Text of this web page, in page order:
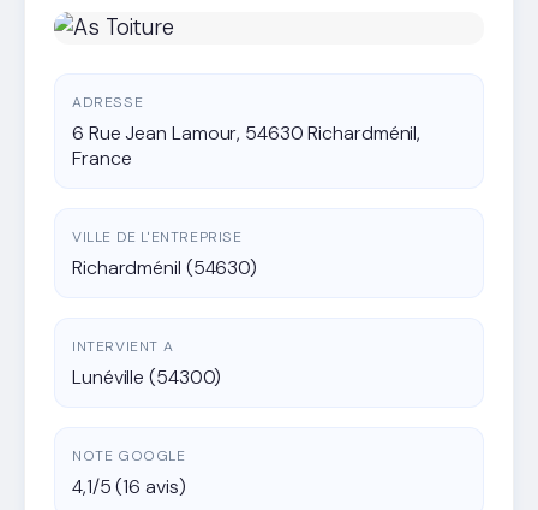
ADRESSE
6 Rue Jean Lamour, 54630 Richardménil,
France
VILLE DE L'ENTREPRISE
Richardménil (54630)
INTERVIENT A
Lunéville (54300)
NOTE GOOGLE
4,1/5 (16 avis)